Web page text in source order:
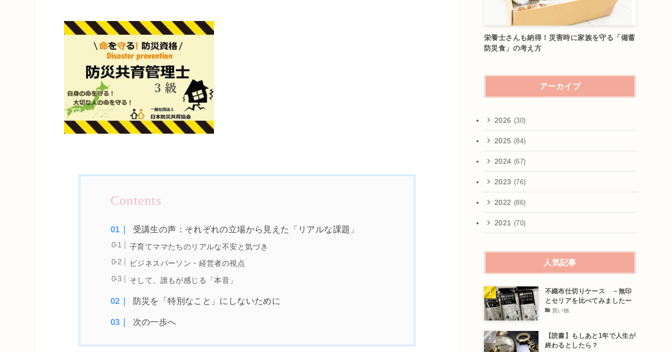
受講生の声：それぞれの立場から見えた「リアルな課題」
子育てママたちのリアルな不安と気づき
ビジネスパーソン・経営者の視点
そして、誰もが感じる「本音」
防災を「特別なこと」にしないために
次の一歩へ
栄養士さんも納得！災害時に家族を守る「備蓄
防災食」の考え方
アーカイブ
2026 (30)
2025 (84)
2024 (67)
2023 (76)
2022 (86)
2021 (70)
人気記事
不織布仕切りケース －無印
とセリアを比べてみましたー
買い物
【読書】もしあと1年で人生が
終わるとしたら？